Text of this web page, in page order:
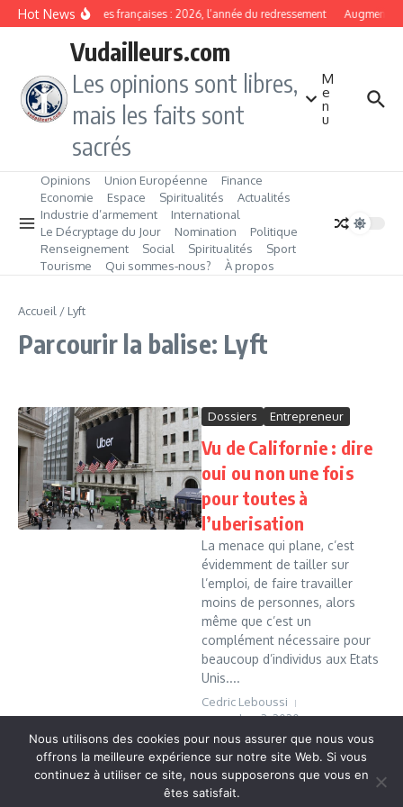
Aller au contenu
Hot NewsBanques françaises : 2026, l’année du redressement
Vudailleurs.com
Les opinions sont libres,
mais les faits sont
sacrés
M
e
n
u
Opinions Union Européenne
Finance
Economie
Espace Spiritualités
Actualités
Industrie d’armement
International
Le Décryptage du Jour
Nomination
Politique
Renseignement
Social Spiritualités
Sport
Tourisme
Qui sommes‑nous? À propos
Accueil / Lyft
Parcourir la balise: Lyft
Dossiers Entrepreneur
Vu de Californie : dire
oui ou non une fois
pour toutes à
l’uberisation
La menace qui plane, c’est
évidemment de tailler sur
l’emploi, de faire travailler
moins de personnes, alors
même que c’est un
complément nécessaire pour
beaucoup d’individus aux Etats
Unis....
Cedric Leboussi
novembre 3, 2020
Read More
Nous utilisons des cookies pour nous assurer que nous vous
offrons la meilleure expérience sur notre site Web. Si vous
continuez à utiliser ce site, nous supposerons que vous en
êtes satisfait.